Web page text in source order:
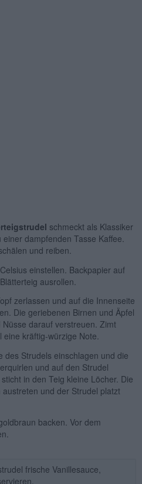
schmeckt als Klassiker
dampfenden Tasse Kaffee.
und reiben.
einstellen. Backpapier auf
ausrollen.
zerlassen und auf die Innenseite
Die geriebenen Birnen und Äpfel
darauf verstreuen. Zimt
kräftig-würzige Note.
des Strudels einschlagen und die
und auf den Strudel
in den Teig kleine Löcher. Die
und der Strudel platzt
backen. Vor dem
frische Vanillesauce,